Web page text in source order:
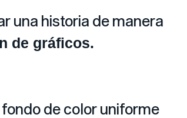
una historia de manera
de gráficos.
de color uniforme